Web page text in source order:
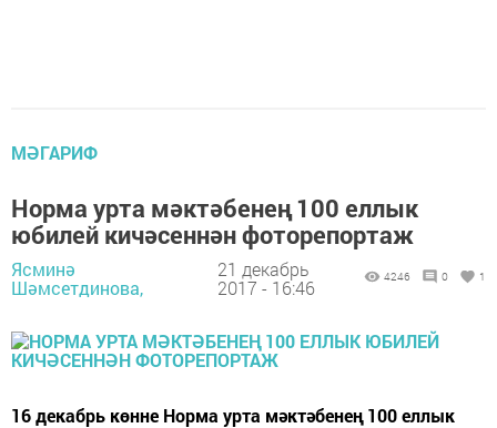
МӘГАРИФ
Норма урта мәктәбенең 100 еллык
юбилей кичәсеннән фоторепортаж
Ясминә
Шәмсетдинова,
21 декабрь
2017 - 16:46
4246 0 1
16 декабрь көнне Норма урта мәктәбенең 100 еллык